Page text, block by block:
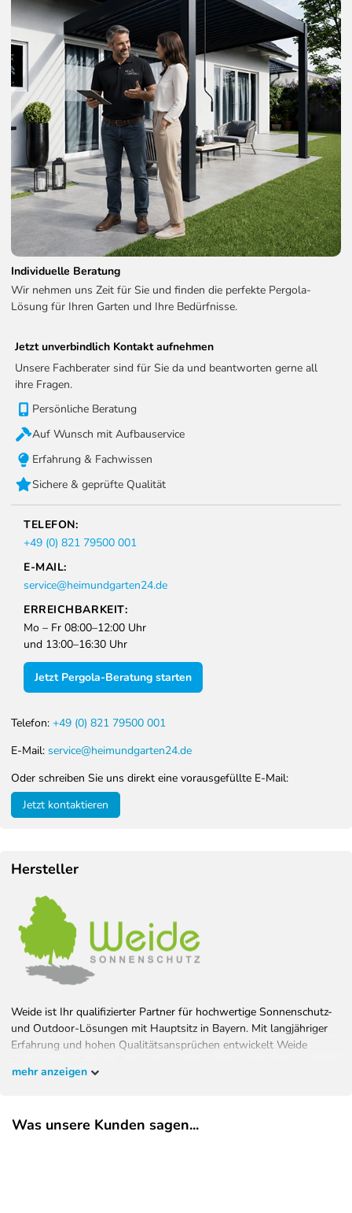
Die Montage kann mit 2–3 Personen durchgeführt
werden.
Benötigtes Werkzeug: Akkuschrauber, Wasserwaage
und Leiter.
Schrauben und Montagematerial sind im Lieferumfang
enthalten.
Passgenaue Bauteile und Vorbohrungen erleichtern den
Aufbau.
Bauzeit
Fundament
Für optimale Stabilität wird ein Betonfundament
empfohlen.
Eine ausführliche Montageanleitung ist im Lieferumfang
enthalten.
Pflege & Wartung
Reinigung
Reinigen Sie die Oberflächen regelmäßig mit Wasser,
Die verwendeten Materialien sind besonders
pflegeleicht und für den dauerhaften Einsatz im
Außenbereich geeignet.
Winterbetrieb
Eislasten und entfernen Sie größere Schneemengen
rechtzeitig.
Beachten Sie die maximale Dachbelastbarkeit von 35
Individuelle Beratung
Wir nehmen uns Zeit für Sie und finden die perfekte Pergola-
Lösung für Ihren Garten und Ihre Bedürfnisse.
Jetzt unverbindlich Kontakt aufnehmen
Unsere Fachberater sind für Sie da und beantworten gerne all
ihre Fragen.
Persönliche Beratung
Auf Wunsch mit Aufbauservice
Erfahrung & Fachwissen
Sichere & geprüfte Qualität
TELEFON:
+49 (0) 821 79500 001
E-MAIL:
service@heimundgarten24.de
ERREICHBARKEIT:
Mo – Fr 08:00–12:00 Uhr
und 13:00–16:30 Uhr
Jetzt Pergola-Beratung starten
Telefon: +49 (0) 821 79500 001
E-Mail: service@heimundgarten24.de
Oder schreiben Sie uns direkt eine vorausgefüllte E-Mail:
Jetzt kontaktieren
Hersteller
Weide ist Ihr qualifizierter Partner für hochwertige Sonnenschutz-
und Outdoor-Lösungen mit Hauptsitz in Bayern. Mit langjähriger
Erfahrung und hohen Qualitätsansprüchen entwickelt Weide
miteinander verbinden. Ob Pergola, Gartenhaus oder Outdoor-
Vorstellungen und überzeugen Sie sich selbst von der Qualität und
mehr anzeigen
Was unsere Kunden sagen...